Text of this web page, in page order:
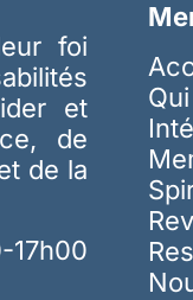
foi
et
de
de la
17h00